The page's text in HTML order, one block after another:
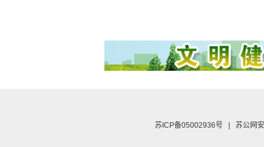
苏ICP备05002936号 苏公网